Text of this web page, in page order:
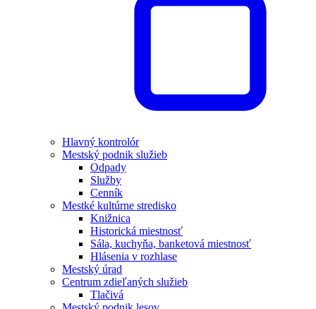
Hlavný kontrolór
Mestský podnik služieb
Odpady
Služby
Cenník
Mestké kultúrne stredisko
Knižnica
Historická miestnosť
Sála, kuchyňa, banketová miestnosť
Hlásenia v rozhlase
Mestský úrad
Centrum zdieľaných služieb
Tlačivá